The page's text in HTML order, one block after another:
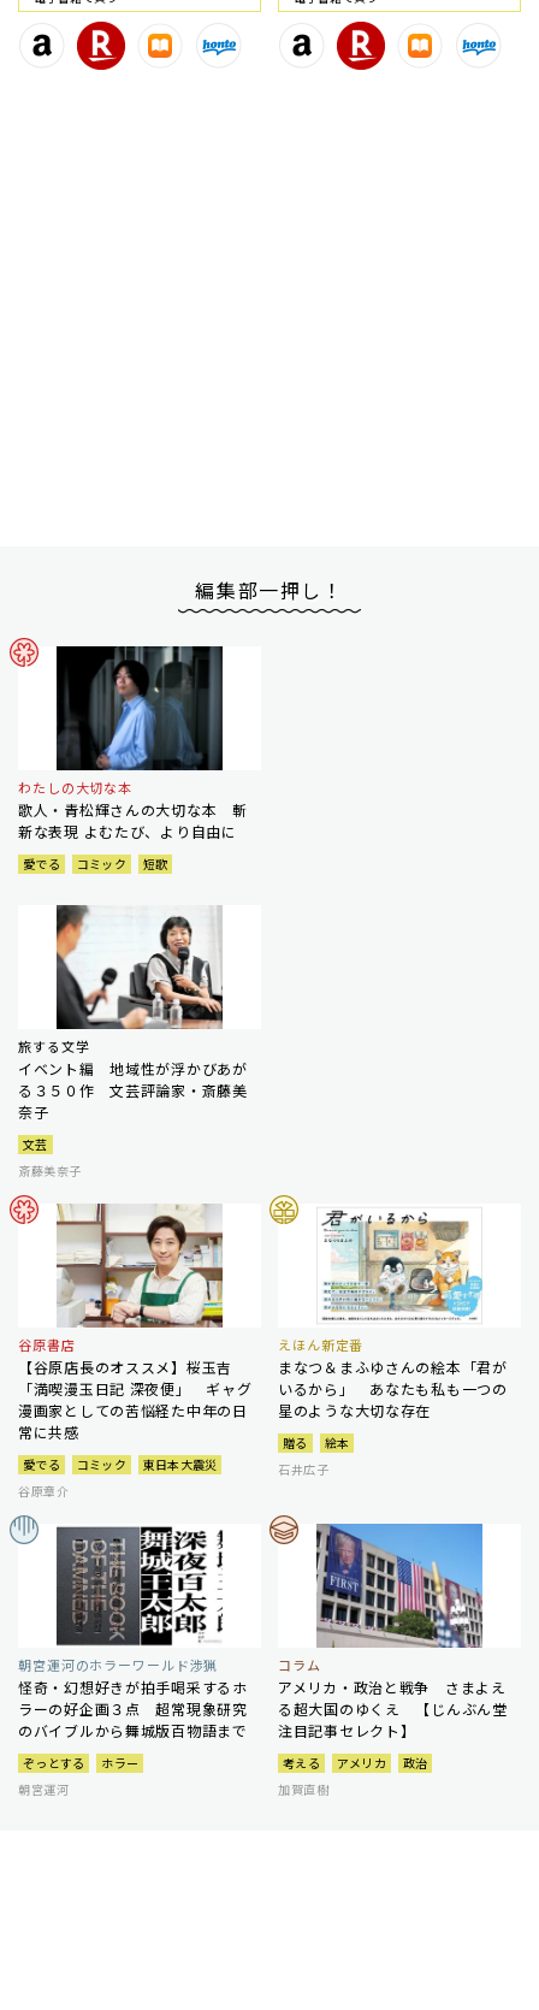
編集部一押し！
わたしの大切な本
歌人・青松輝さんの大切な本 斬
新な表現 よむたび、より自由に
愛でる コミック 短歌
旅する文学
イベント編 地域性が浮かびあが
る３５０作 文芸評論家・斎藤美
奈子
文芸
斎藤美奈子
谷原書店
【谷原店長のオススメ】桜玉吉
「満喫漫玉日記 深夜便」 ギャグ
漫画家としての苦悩経た中年の日
常に共感
愛でる コミック
東日本大震災
谷原章介
えほん新定番
まなつ＆まふゆさんの絵本「君が
いるから」 あなたも私も一つの
星のような大切な存在
贈る
絵本
石井広子
朝宮運河のホラーワールド渉猟
怪奇・幻想好きが拍手喝采するホ
ラーの好企画３点 超常現象研究
のバイブルから舞城版百物語まで
ぞっとする
ホラー
朝宮運河
コラム
アメリカ・政治と戦争 さまよえ
る超大国のゆくえ 【じんぶん堂
注目記事セレクト】
考える アメリカ
政治
加賀直樹